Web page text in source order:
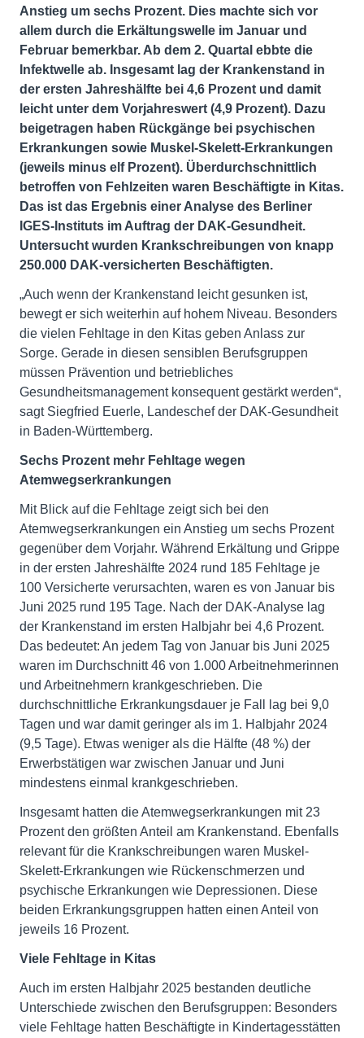
Anstieg um sechs Prozent. Dies machte sich vor
allem durch die Erkältungswelle im Januar und
Februar bemerkbar. Ab dem 2. Quartal ebbte die
Infektwelle ab. Insgesamt lag der Krankenstand in
der ersten Jahreshälfte bei 4,6 Prozent und damit
leicht unter dem Vorjahreswert (4,9 Prozent). Dazu
beigetragen haben Rückgänge bei psychischen
Erkrankungen sowie Muskel-Skelett-Erkrankungen
(jeweils minus elf Prozent). Überdurchschnittlich
betroffen von Fehlzeiten waren Beschäftigte in Kitas.
Das ist das Ergebnis einer Analyse des Berliner
IGES-Instituts im Auftrag der DAK-Gesundheit.
Untersucht wurden Krankschreibungen von knapp
250.000 DAK-versicherten Beschäftigten.
„Auch wenn der Krankenstand leicht gesunken ist,
bewegt er sich weiterhin auf hohem Niveau. Besonders
die vielen Fehltage in den Kitas geben Anlass zur
Sorge. Gerade in diesen sensiblen Berufsgruppen
müssen Prävention und betriebliches
Gesundheitsmanagement konsequent gestärkt werden“,
sagt Siegfried Euerle, Landeschef der DAK-Gesundheit
in Baden-Württemberg.
Sechs Prozent mehr Fehltage wegen
Atemwegserkrankungen
Mit Blick auf die Fehltage zeigt sich bei den
Atemwegserkrankungen ein Anstieg um sechs Prozent
gegenüber dem Vorjahr. Während Erkältung und Grippe
in der ersten Jahreshälfte 2024 rund 185 Fehltage je
100 Versicherte verursachten, waren es von Januar bis
Juni 2025 rund 195 Tage. Nach der DAK-Analyse lag
der Krankenstand im ersten Halbjahr bei 4,6 Prozent.
Das bedeutet: An jedem Tag von Januar bis Juni 2025
waren im Durchschnitt 46 von 1.000 Arbeitnehmerinnen
und Arbeitnehmern krankgeschrieben. Die
durchschnittliche Erkrankungsdauer je Fall lag bei 9,0
Tagen und war damit geringer als im 1. Halbjahr 2024
(9,5 Tage). Etwas weniger als die Hälfte (48 %) der
Erwerbstätigen war zwischen Januar und Juni
mindestens einmal krankgeschrieben.
Insgesamt hatten die Atemwegserkrankungen mit 23
Prozent den größten Anteil am Krankenstand. Ebenfalls
relevant für die Krankschreibungen waren Muskel-
Skelett-Erkrankungen wie Rückenschmerzen und
psychische Erkrankungen wie Depressionen. Diese
beiden Erkrankungsgruppen hatten einen Anteil von
jeweils 16 Prozent.
Viele Fehltage in Kitas
Auch im ersten Halbjahr 2025 bestanden deutliche
Unterschiede zwischen den Berufsgruppen: Besonders
viele Fehltage hatten Beschäftigte in Kindertagesstätten